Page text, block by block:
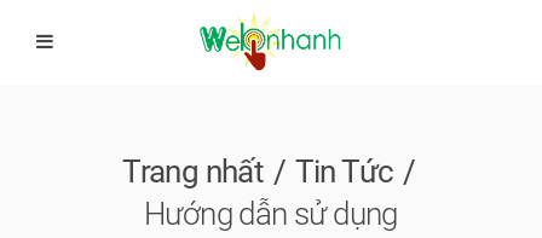
Trang nhất
Tin Tức
Hướng dẫn sử dụng